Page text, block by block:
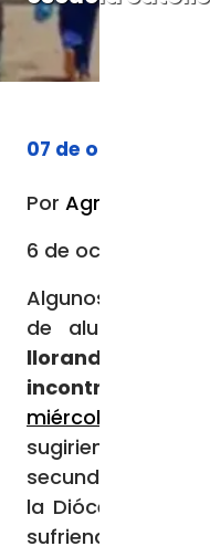
07 de octubre de
Por Agnes Aineah
6 de octubre de
Algunos videos
de alumnas
llorando
miércoles 4 de
sugiriendo que
secundaria
la Diócesis de
sufriendo de